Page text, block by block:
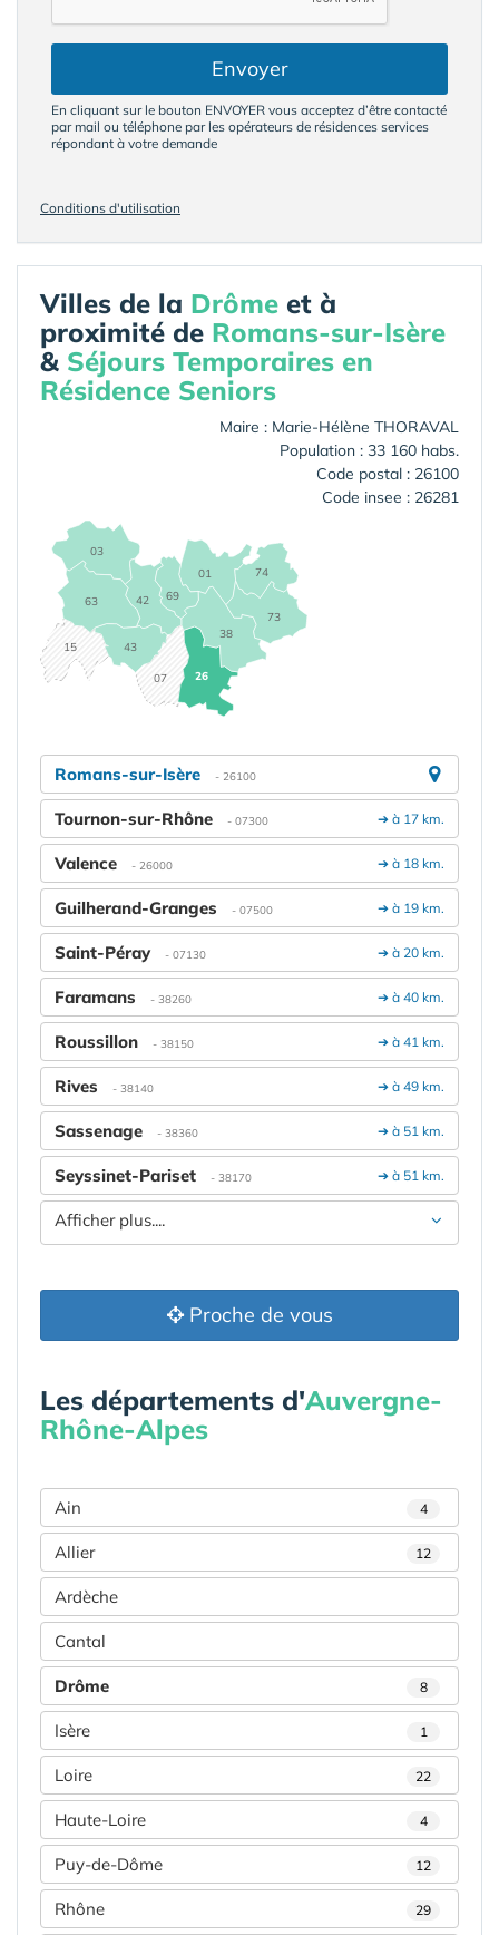
Envoyer
En cliquant sur le bouton ENVOYER vous acceptez d’être contacté
par mail ou téléphone par les opérateurs de résidences services
répondant à votre demande
Conditions d'utilisation
Villes de la Drôme et à
proximité de Romans-sur-Isère
& Séjours Temporaires en
Résidence Seniors
Maire : Marie-Hélène THORAVAL
Population : 33 160 habs.
Code postal : 26100
Code insee : 26281
01
03
07
15
26
38
42
43
63
69
73
74
Romans-sur-Isère - 26100
➔ à 17 km.
Tournon-sur-Rhône - 07300
➔ à 18 km.
Valence - 26000
➔ à 19 km.
Guilherand-Granges - 07500
➔ à 20 km.
Saint-Péray - 07130
➔ à 40 km.
Faramans - 38260
➔ à 41 km.
Roussillon - 38150
➔ à 49 km.
Rives - 38140
➔ à 51 km.
Sassenage - 38360
➔ à 51 km.
Seyssinet-Pariset - 38170
Afficher plus....
Proche de vous
Les départements d'Auvergne-
Rhône-Alpes
Ain 4
Allier 12
Ardèche
Cantal
Drôme 8
Isère 1
Loire 22
Haute-Loire 4
Puy-de-Dôme 12
Rhône 29